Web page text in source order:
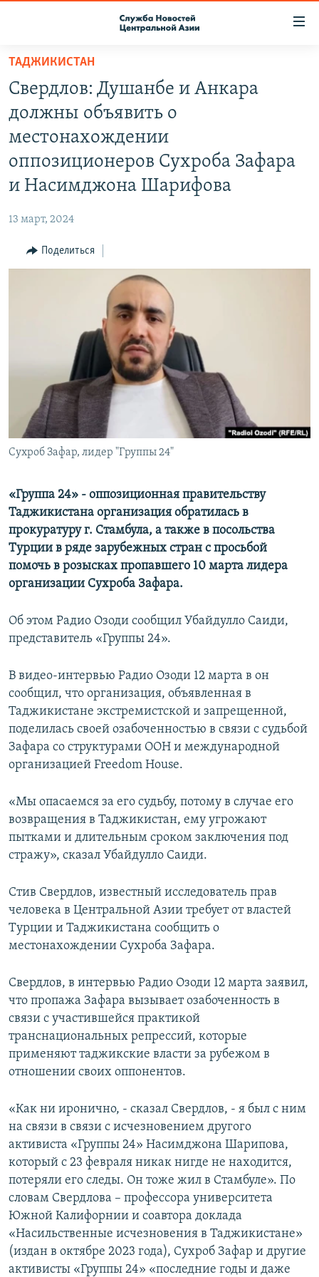
Вернуться
основному
содержанию
главной
навигации
ПОДПИСКА
НАСТОЯЩЕЕ ВРЕМЯ
ТАДЖИКИСТАН
Свердлов: Душанбе и Анкара
должны объявить о
местонахождении
оппозиционеров Сухроба Зафара
и Насимджона Шарифова
13 март, 2024
Поделиться
Сухроб Зафар, лидер "Группы 24"
«Группа 24» - оппозиционная правительству
Таджикистана организация обратилась в
прокуратуру г. Стамбула, а также в посольства
Турции в ряде зарубежных стран с просьбой
помочь в розысках пропавшего 10 марта лидера
организации Сухроба Зафара.
Об этом Радио Озоди сообщил Убайдулло Саиди,
представитель «Группы 24».
В видео-интервью Радио Озоди 12 марта в он
сообщил, что организация, объявленная в
Таджикистане экстремистской и запрещенной,
поделилась своей озабоченностью в связи с судьбой
Зафара со структурами ООН и международной
организацией Freedom House.
«Мы опасаемся за его судьбу, потому в случае его
возвращения в Таджикистан, ему угрожают
пытками и длительным сроком заключения под
стражу», сказал Убайдулло Саиди.
Стив Свердлов, известный исследователь прав
человека в Центральной Азии требует от властей
Турции и Таджикистана сообщить о
местонахождении Сухроба Зафара.
Свердлов, в интервью Радио Озоди 12 марта заявил,
что пропажа Зафара вызывает озабоченность в
связи с участившейся практикой
транснациональных репрессий, которые
применяют таджикские власти за рубежом в
отношении своих оппонентов.
«Как ни иронично, - сказал Свердлов, - я был с ним
на связи в связи с исчезновением другого
активиста «Группы 24» Насимджона Шарипова,
который с 23 февраля никак нигде не находится,
потеряли его следы. Он тоже жил в Стамбуле». По
словам Свердлова – профессора университета
Южной Калифорнии и соавтора доклада
«Насильственные исчезновения в Таджикистане»
(издан в октябре 2023 года), Сухроб Зафар и другие
активисты «Группы 24» «последние годы и даже